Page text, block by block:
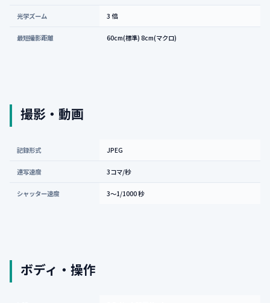
光学ズーム 3 倍
最短撮影距離 60cm(標準) 8cm(マクロ)
撮影・動画
記録形式 JPEG
連写速度 3コマ/秒
シャッター速度 3〜1/1000 秒
ボディ・操作